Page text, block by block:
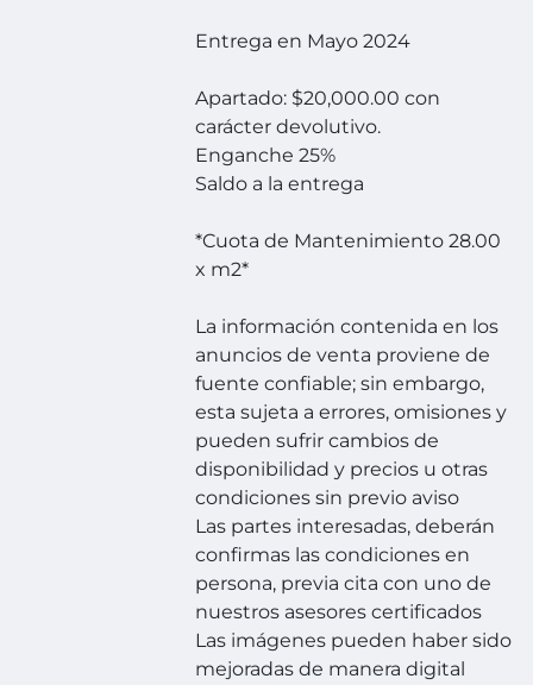
Entrega en Mayo 2024
Apartado: $20,000.00 con
carácter devolutivo.
Enganche 25%
Saldo a la entrega
*Cuota de Mantenimiento 28.00
x m2*
La información contenida en los
anuncios de venta proviene de
fuente confiable; sin embargo,
esta sujeta a errores, omisiones y
pueden sufrir cambios de
disponibilidad y precios u otras
condiciones sin previo aviso
Las partes interesadas, deberán
confirmas las condiciones en
persona, previa cita con uno de
nuestros asesores certificados
Las imágenes pueden haber sido
mejoradas de manera digital